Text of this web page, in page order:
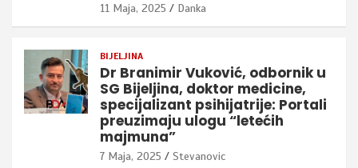
11 Maja, 2025 Danka
BIJELJINA
Dr Branimir Vuković, odbornik u
SG Bijeljina, doktor medicine,
specijalizant psihijatrije: Portali
preuzimaju ulogu “letećih
majmuna”
7 Maja, 2025 Stevanovic